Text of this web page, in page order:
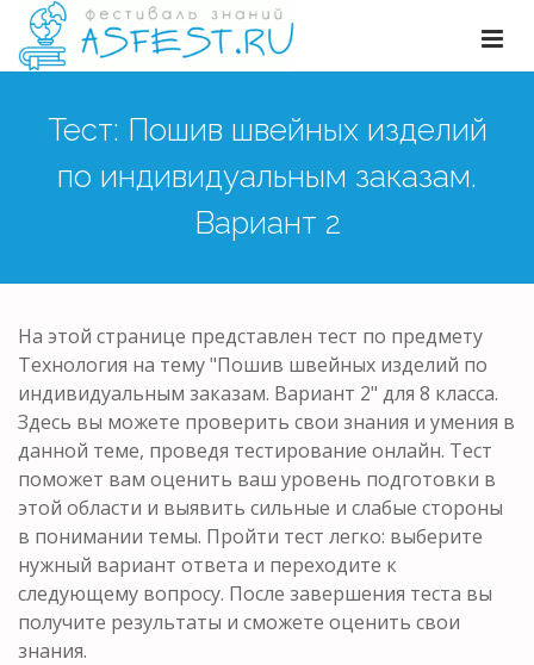
Тест: Пошив швейных изделий
по индивидуальным заказам.
Вариант 2
На этой странице представлен тест по предмету
Технология на тему "Пошив швейных изделий по
индивидуальным заказам. Вариант 2" для 8 класса.
Здесь вы можете проверить свои знания и умения в
данной теме, проведя тестирование онлайн. Тест
поможет вам оценить ваш уровень подготовки в
этой области и выявить сильные и слабые стороны
в понимании темы. Пройти тест легко: выберите
нужный вариант ответа и переходите к
следующему вопросу. После завершения теста вы
получите результаты и сможете оценить свои
знания.